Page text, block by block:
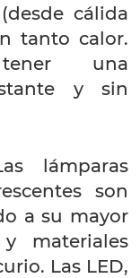
cálida
tanto calor.
una
y sin
lámparas
son
a su mayor
materiales
Las LED,